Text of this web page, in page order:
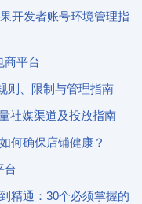
开发者账号环境管理指
商平台
则、限制与管理指南
社媒渠道及投放指南
何确保店铺健康？
台
精通：30个必须掌握的